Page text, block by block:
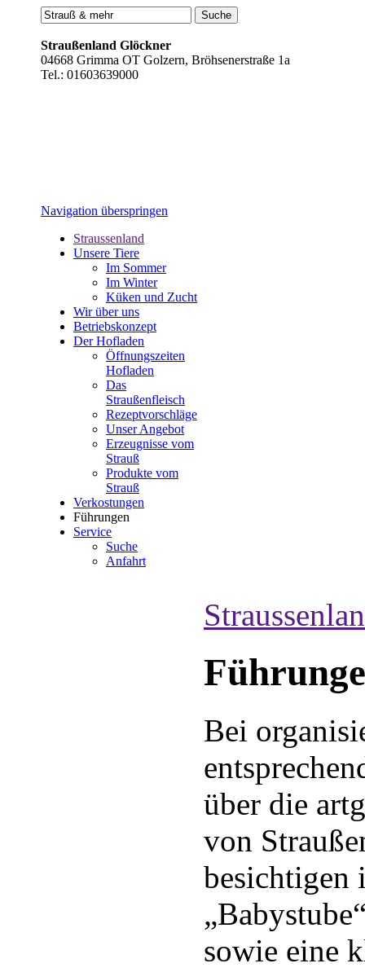
Straußenland Glöckner
04668 Grimma OT Golzern, Bröhsenerstraße 1a
Tel.: 01603639000
Navigation überspringen
Straussenland
Unsere Tiere
Im Sommer
Im Winter
Küken und Zucht
Wir über uns
Betriebskonzept
Der Hofladen
Öffnungszeiten
Hofladen
Das
Straußenfleisch
Rezeptvorschläge
Unser Angebot
Erzeugnisse vom
Strauß
Produkte vom
Strauß
Verkostungen
Führungen
Service
Suche
Anfahrt
Bei
über die
von
besichtigen
sowie eine